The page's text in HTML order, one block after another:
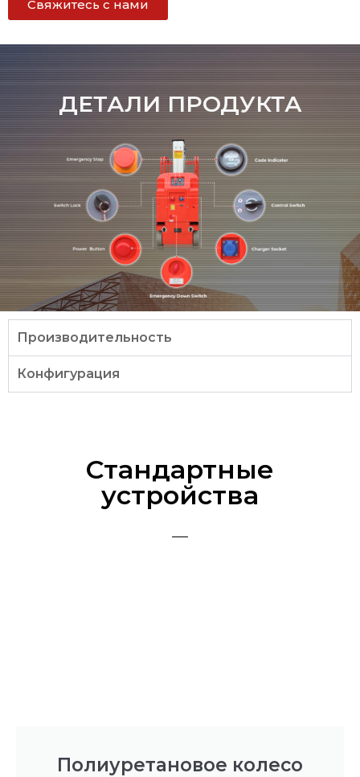
Свяжитесь с нами
ДЕТАЛИ ПРОДУКТА
Производительность
Конфигурация
Стандартные
устройства
Полиуретановое колесо